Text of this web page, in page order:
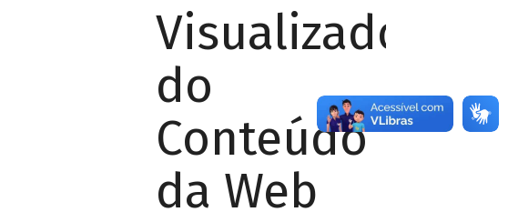
Visualizador
do
Conteúdo
da Web